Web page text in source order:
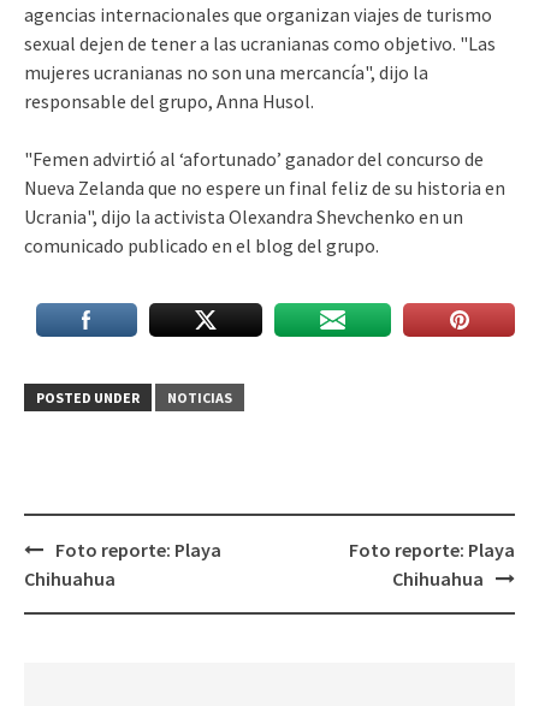
agencias internacionales que organizan viajes de turismo
sexual dejen de tener a las ucranianas como objetivo. "Las
mujeres ucranianas no son una mercancía", dijo la
responsable del grupo, Anna Husol.
"Femen advirtió al ‘afortunado’ ganador del concurso de
Nueva Zelanda que no espere un final feliz de su historia en
Ucrania", dijo la activista Olexandra Shevchenko en un
comunicado publicado en el blog del grupo.
POSTED UNDER NOTICIAS
Post
navigation
Foto reporte: Playa
Chihuahua
Foto reporte: Playa
Chihuahua